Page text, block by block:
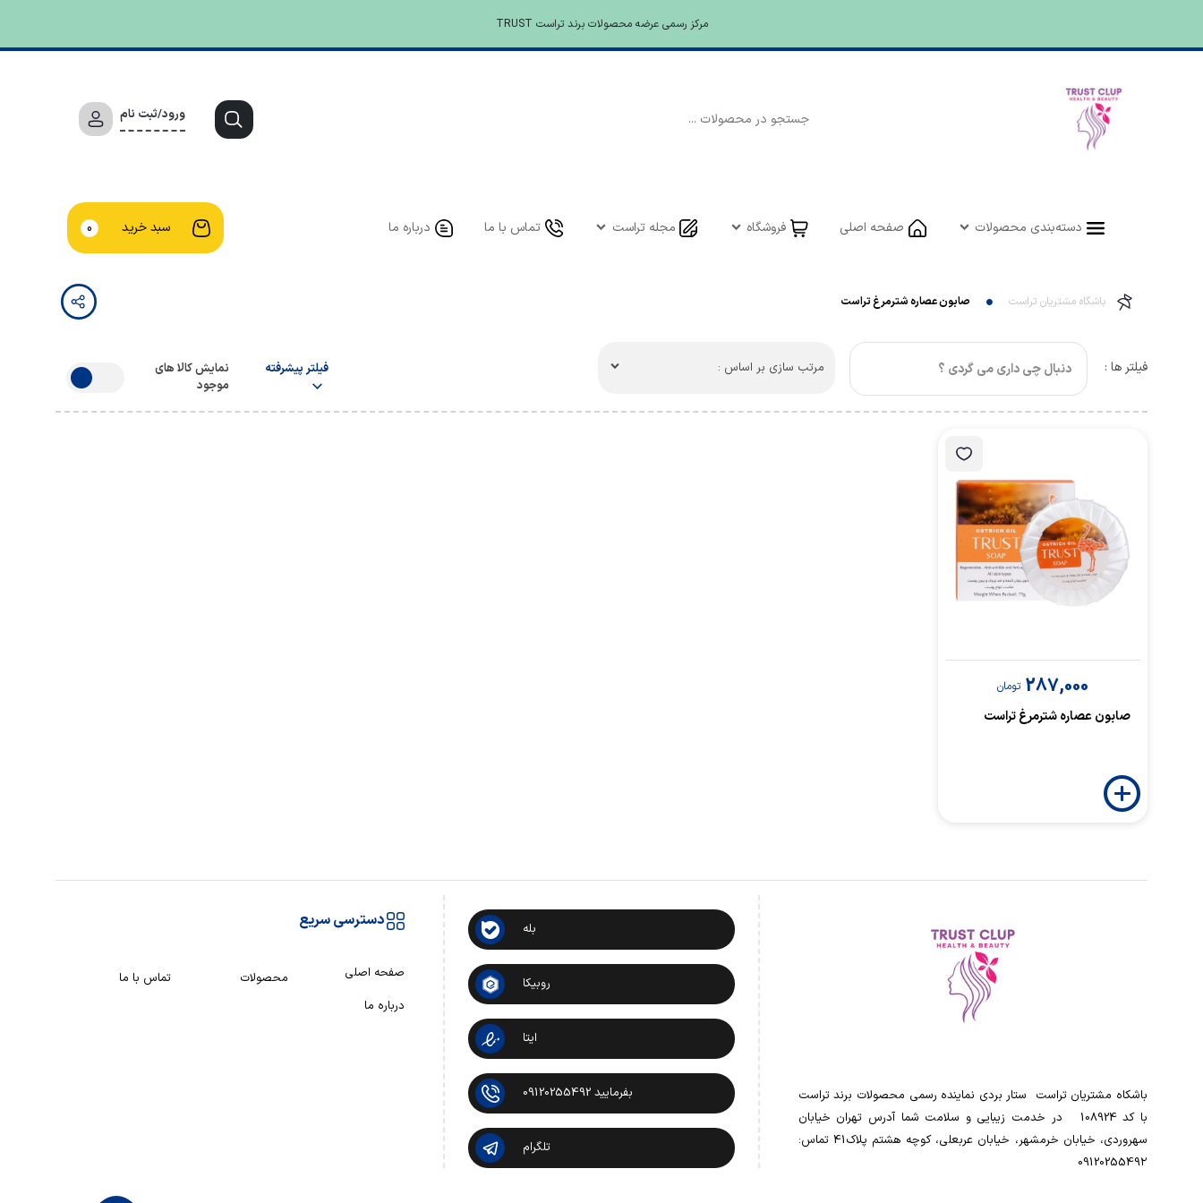
مرکز رسمی عرضه محصولات برند تراست TRUST
ورود/ثبت نام
دسته‌بندی محصولات صفحه اصلی فروشگاه مجله تراست تماس با ما درباره ما سبد خرید 0
باشگاه مشتریان تراست صابون عصاره شترمرغ تراست
فیلتر ها : مرتب سازی بر اساس : فیلتر پیشرفته
نمایش کالا های
موجود
287,000 تومان
صابون عصاره شترمرغ تراست
باشکاه مشتریان تراست ‌ ‌ستار بردی نماینده رسمی محصولات برند تراست
با کد 108924 ‌ ‌ در خدمت زیبایی و سلامت شما آدرس تهران خیابان
سهروردی، خیابان خرمشهر، خیابان عربعلی، کوچه هشتم پلاک41 تماس:
0912025549۲
بله
روبیکا
ایتا
بفرمایید 09120255492
تلگرام
دسترسی سریع
صفحه اصلی محصولات
تماس با ما
درباره ما